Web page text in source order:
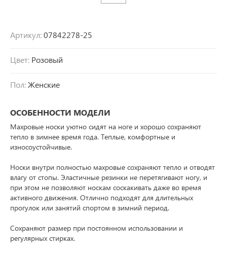
Артикул:07842278-25
Цвет: Розовый
Пол:Женские
ОСОБЕННОСТИ МОДЕЛИ
Махровые носки уютно сидят на ноге и хорошо сохраняют
тепло в зимнее время года. Теплые, комфортные и
износоустойчивые.
Носки внутри полностью махровые сохраняют тепло и отводят
влагу от стопы. Эластичные резинки не перетягивают ногу, и
при этом не позволяют носкам соскакивать даже во время
активного движения. Отлично подходят для длительных
прогулок или занятий спортом в зимний период.
Сохраняют размер при постоянном использовании и
регулярных стирках.